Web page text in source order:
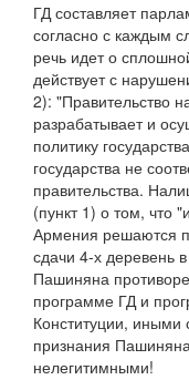
ГД составляет
согласно с каждым
речь идет о
действует с
2): "Правительство
разрабатывает и
политику
государства не
правительства.
(пункт 1) о том, что
Армения решаются
сдачи 4-х деревень
Пашиняна
программе ГД и
Конституции, иными
признания
нелегитимными!